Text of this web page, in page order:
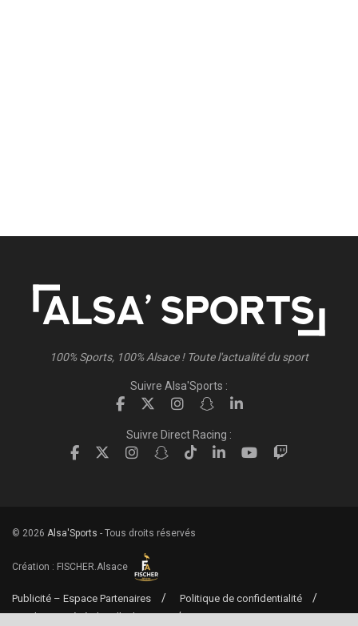
100% Sports, 100% Alsace ! Toute l'actualité du sport
Suivre Alsa'Sports :
Suivre Direct Racing :
© 2026 Alsa'Sports - Tous droits réservés
Création : FISCHER.Alsace
Publicité – Espace Partenaires
Politique de confidentialité
Conditions générales d’utilisation